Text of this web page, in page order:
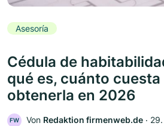
Asesoría
Cédula de
qué es, cuánto
obtenerla en 2026
FW Von Redaktion firmenweb.de ‧